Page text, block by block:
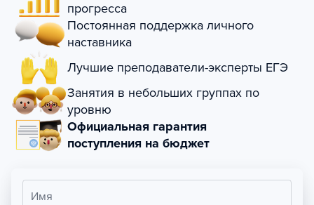
прогресса
Постоянная поддержка личного
наставника
Лучшие преподаватели-эксперты ЕГЭ
Занятия в небольших группах по
уровню
Официальная гарантия
поступления на бюджет
Имя